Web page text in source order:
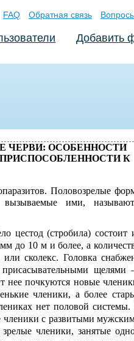
FAQ Обратная связь
Добавить
ЧЕРВИ: ОСОБЕННОСТИ
К
Половозрелые
ими,
цестод (стробила) состоит
до 10 м и более, а
сколекс. Головка
нее почкуются новые
членики, а более
нет половой
членики с развитыми
членики, занятые